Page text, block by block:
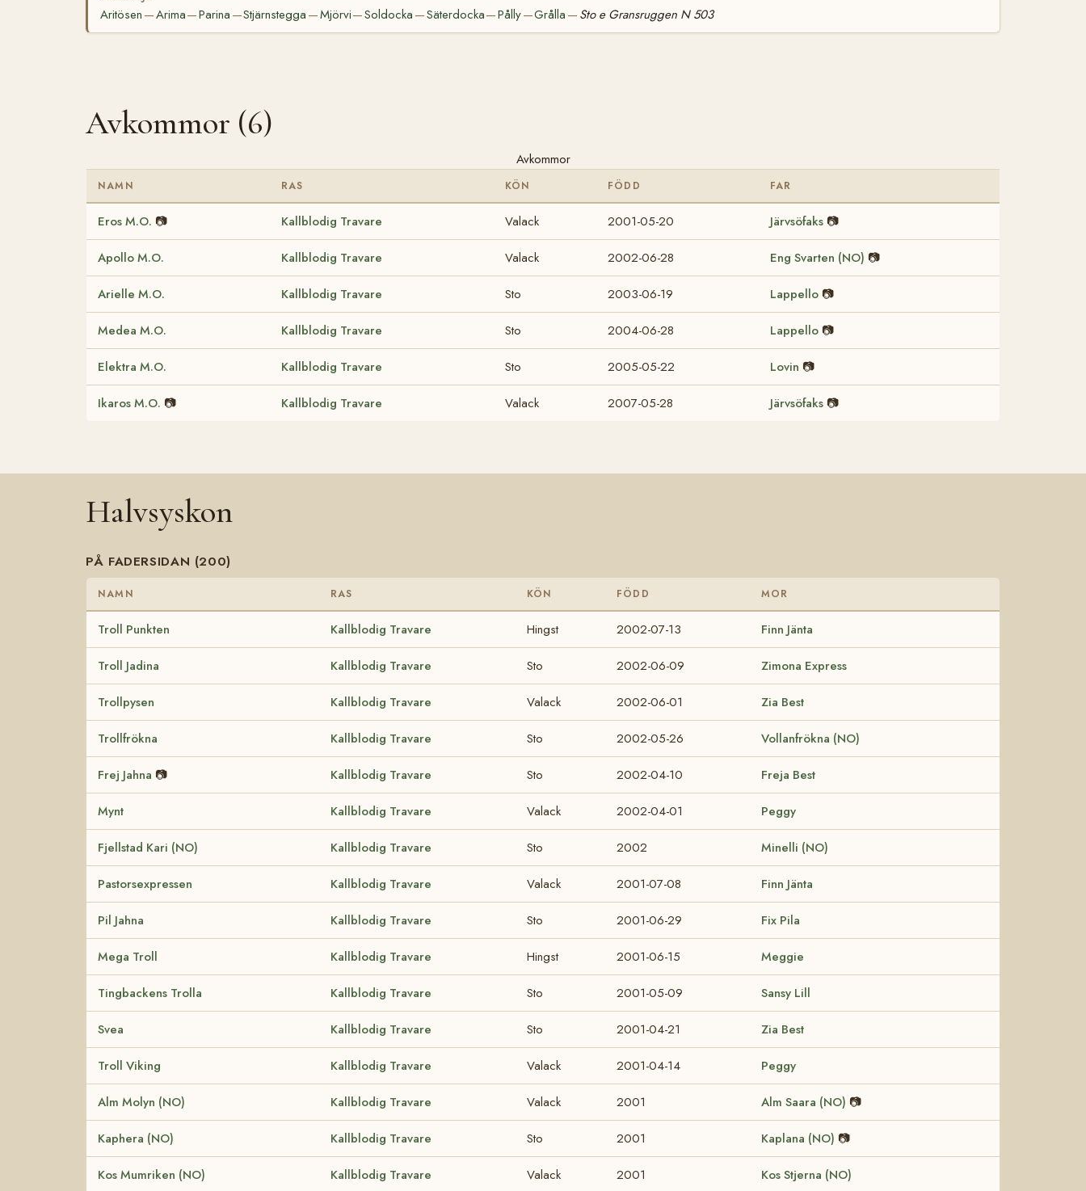
Aritösen —Arima—Parina —Stjärnstegga —Mjörvi—Soldocka —Säterdocka—Pålly—Grålla — Sto e Gransruggen N 503
Avkommor (6)
Avkommor
NAMN RAS KÖN FÖDD FAR
Eros M.O. 📷 Kallblodig Travare Valack 2001-05-20 Järvsöfaks 📷
Apollo M.O. Kallblodig Travare Valack 2002-06-28 Eng Svarten (NO) 📷
Arielle M.O. Kallblodig Travare Sto 2003-06-19 Lappello 📷
Medea M.O. Kallblodig Travare Sto 2004-06-28 Lappello 📷
Elektra M.O. Kallblodig Travare Sto 2005-05-22 Lovin 📷
Ikaros M.O. 📷 Kallblodig Travare Valack 2007-05-28 Järvsöfaks 📷
Halvsyskon
PÅ FADERSIDAN (200)
NAMN RAS KÖN FÖDD MOR
Troll Punkten Kallblodig Travare Hingst 2002-07-13 Finn Jänta
Troll Jadina Kallblodig Travare Sto 2002-06-09 Zimona Express
Trollpysen Kallblodig Travare Valack 2002-06-01 Zia Best
Trollfrökna Kallblodig Travare Sto 2002-05-26 Vollanfrökna (NO)
Frej Jahna 📷 Kallblodig Travare Sto 2002-04-10 Freja Best
Mynt Kallblodig Travare Valack 2002-04-01 Peggy
Fjellstad Kari (NO) Kallblodig Travare Sto 2002 Minelli (NO)
Pastorsexpressen Kallblodig Travare Valack 2001-07-08 Finn Jänta
Pil Jahna Kallblodig Travare Sto 2001-06-29 Fix Pila
Mega Troll Kallblodig Travare Hingst 2001-06-15 Meggie
Tingbackens Trolla Kallblodig Travare Sto 2001-05-09 Sansy Lill
Svea Kallblodig Travare Sto 2001-04-21 Zia Best
Troll Viking Kallblodig Travare Valack 2001-04-14 Peggy
Alm Molyn (NO) Kallblodig Travare Valack 2001 Alm Saara (NO) 📷
Kaphera (NO) Kallblodig Travare Sto 2001 Kaplana (NO) 📷
Kos Mumriken (NO) Kallblodig Travare Valack 2001 Kos Stjerna (NO)